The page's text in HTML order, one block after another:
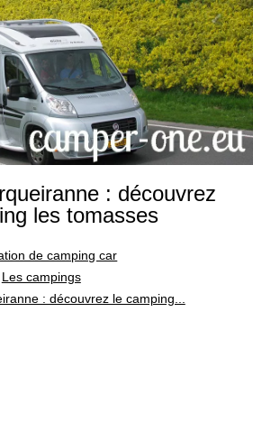
: découvrez
les tomasses
de camping car
Les campings
: découvrez le camping...